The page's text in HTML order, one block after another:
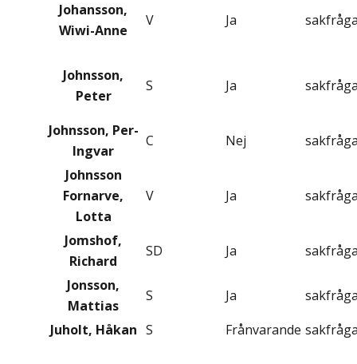
Johansson,
Wiwi-Anne
V Ja
Johnsson,
Peter
S Ja
Johnsson, Per-
Ingvar
C Nej
Johnsson
Fornarve,
Lotta
V Ja
Jomshof,
Richard
SD Ja
Jonsson,
Mattias
S Ja
Juholt, Håkan S Frånvarande